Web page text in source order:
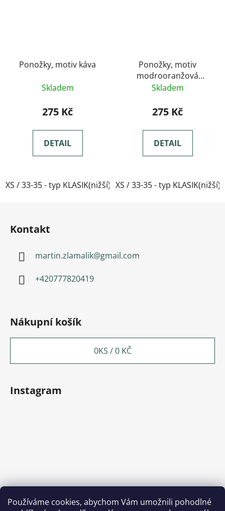
Používáme cookies, abychom Vám umožnili pohodlné
Ponožky, motiv káva
Skladem
275 Kč
DETAIL
XS / 33-35 - typ KLASIK(nižší)
Ponožky, motiv
modrooranžová
mandala
Skladem
275 Kč
DETAIL
XS / 33-35 - typ KLASIK(nižší)
Kontakt
martin.zlamalik@gmail.com
+420777820419
Nákupní košík
0KS /0 KČ
Instagram